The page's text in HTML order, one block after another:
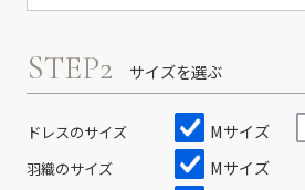
STEP2 サイズを選ぶ
ドレスのサイズ Mサイズ
羽織のサイズ Mサイズ